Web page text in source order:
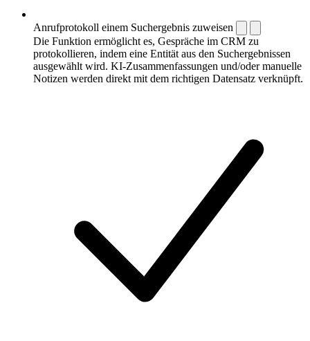
Anrufprotokoll einem Suchergebnis zuweisen
Die Funktion ermöglicht es, Gespräche im CRM zu
protokollieren, indem eine Entität aus den Suchergebnissen
ausgewählt wird. KI-Zusammenfassungen und/oder manuelle
Notizen werden direkt mit dem richtigen Datensatz verknüpft.